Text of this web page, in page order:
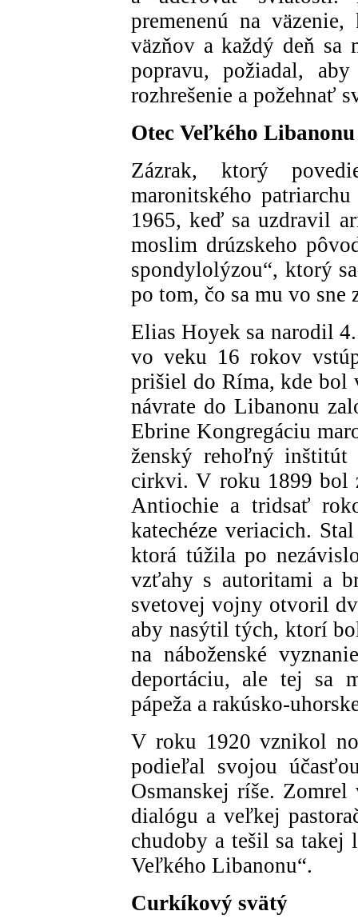
premenenú na
väzňov a každý deň sa
popravu, požiadal,
rozhrešenie a požehnať
Otec Veľkého Libanonu
Zázrak, ktorý
maronitského
1965, keď sa uzdravil
moslim drúzskeho
spondylolýzou“, ktorý
po tom, čo sa mu vo sne
Elias Hoyek sa narodil
vo veku 16 rokov
prišiel do Ríma, kde bol
návrate do Libanonu
Ebrine Kongregáciu
ženský rehoľný inštitút
cirkvi. V roku 1899 bol
Antiochie a tridsať
katechéze veriacich.
ktorá túžila po
vzťahy s autoritami a
svetovej vojny otvoril
aby nasýtil tých, ktorí
na náboženské
deportáciu, ale tej sa
pápeža a rakúsko-
V roku 1920 vznikol
podieľal svojou
Osmanskej ríše.
dialógu a veľkej
chudoby a tešil sa takej
Veľkého Libanonu“.
Curkíkový svätý